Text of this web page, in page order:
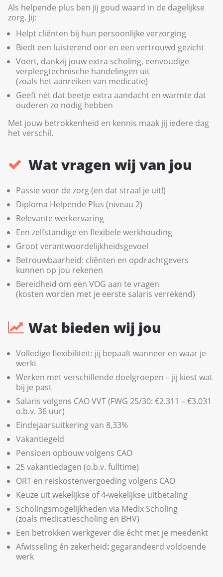
Als helpende plus ben jij goud waard in de dagelijkse
zorg. Jij:
Helpt cliënten bij hun persoonlijke verzorging
Biedt een luisterend oor en een vertrouwd gezicht
Voert, dankzij jouw extra scholing, eenvoudige
verpleegtechnische handelingen uit
(zoals het aanreiken van medicatie)
Geeft nét dat beetje extra aandacht en warmte dat
ouderen zo nodig hebben
Met jouw betrokkenheid en kennis maak jij iedere dag
het verschil.
Wat vragen wij van jou
Passie voor de zorg (en dat straal je uit!)
Diploma Helpende Plus (niveau 2)
Relevante werkervaring
Een zelfstandige en flexibele werkhouding
Groot verantwoordelijkheidsgevoel
Betrouwbaarheid: cliënten en opdrachtgevers
kunnen op jou rekenen
Bereidheid om een VOG aan te vragen
(kosten worden met je eerste salaris verrekend)
Wat bieden wij jou
Volledige flexibiliteit: jij bepaalt wanneer en waar je
werkt
Werken met verschillende doelgroepen – jij kiest wat
bij je past
Salaris volgens CAO VVT (FWG 25/30: €2.311 – €3.031
o.b.v. 36 uur)
Eindejaarsuitkering van 8,33%
Vakantiegeld
Pensioen opbouw volgens CAO
25 vakantiedagen (o.b.v. fulltime)
ORT en reiskostenvergoeding volgens CAO
Keuze uit wekelijkse of 4-wekelijkse uitbetaling
Scholingsmogelijkheden via Medix Scholing
(zoals medicatiescholing en BHV)
Een betrokken werkgever die écht met je meedenkt
Afwisseling én zekerheid: gegarandeerd voldoende
werk